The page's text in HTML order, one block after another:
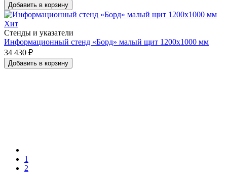
Добавить в корзину
Хит
Стенды и указатели
Информационный стенд «Борд» малый щит 1200x1000 мм
34 430 ₽
Добавить в корзину
1
2